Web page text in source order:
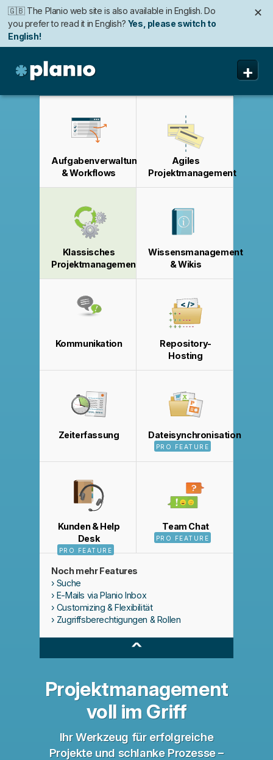
🇬🇧 The Planio web site is also available in English. Do
you prefer to read it in English? Yes, please switch to
English!
✕
Möchten Sie lieber auf Deutsch weiterlesen?
Deutsch wechseln!
✕
本語での表示がお好みですか?
✕
vous le lire en français ?
française !
✕
+
Preise & Anmeldung
Sicherheit
Über uns
Aufgabenverwaltung
& Workflows
Agiles
Projektmanagement
Klassisches
Projektmanagement
Wissensmanagement
& Wikis
Kommunikation
Repository-
Hosting
Zeiterfassung Dateisynchronisation
PRO FEATURE
Kunden & Help
Desk
PRO FEATURE
Team Chat
PRO FEATURE
Noch mehr Features
Suche
E-Mails via Planio Inbox
Customizing & Flexibilität
Zugriffsberechtigungen & Rollen
^
Projektmanagement
voll im Griff
Ihr Werkzeug für erfolgreiche
Projekte und schlanke Prozesse –